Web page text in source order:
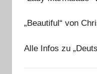
„Beautiful“ von
Alle Infos zu